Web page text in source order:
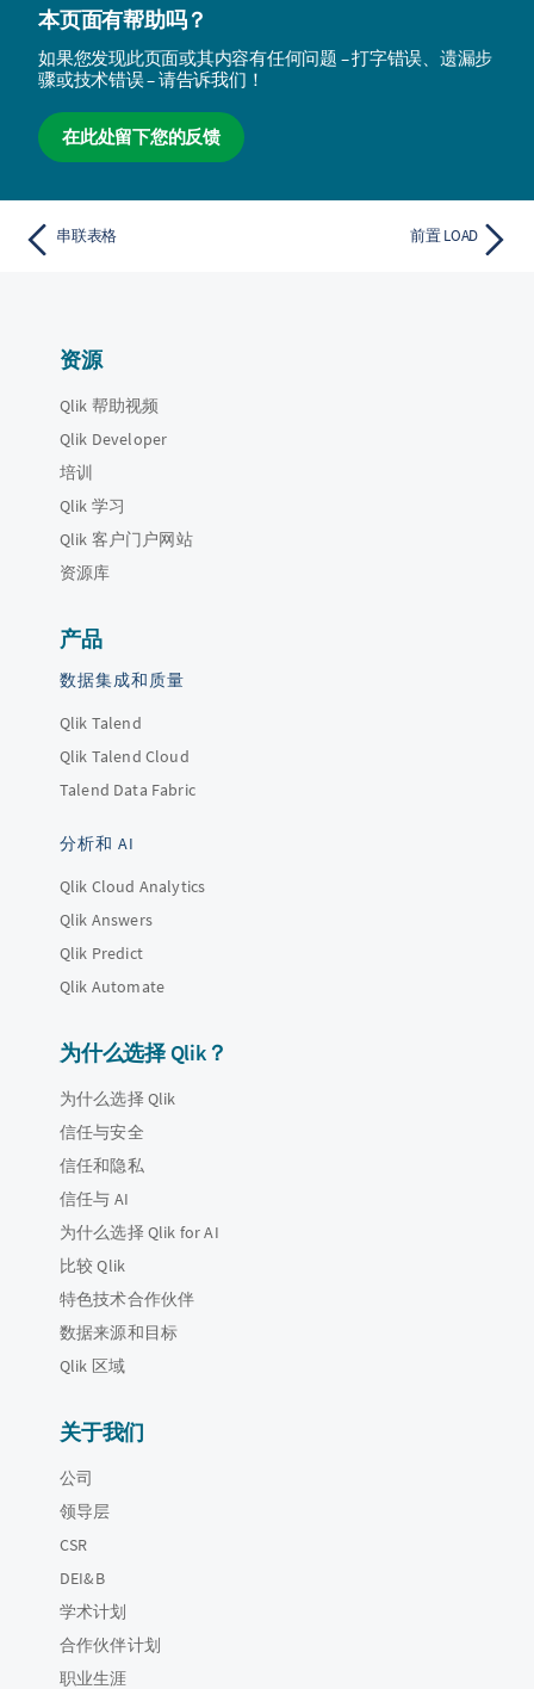
本页面有帮助吗？
如果您发现此页面或其内容有任何问题 – 打字错误、遗漏步
骤或技术错误 – 请告诉我们！
在此处留下您的反馈
串联表格 前置 LOAD
资源
Qlik 帮助视频
Qlik Developer
培训
Qlik 学习
Qlik 客户门户网站
资源库
产品
数据集成和质量
Qlik Talend
Qlik Talend Cloud
Talend Data Fabric
分析和 AI
Qlik Cloud Analytics
Qlik Answers
Qlik Predict
Qlik Automate
为什么选择 Qlik？
为什么选择 Qlik
信任与安全
信任和隐私
信任与 AI
为什么选择 Qlik for AI
比较 Qlik
特色技术合作伙伴
数据来源和目标
Qlik 区域
关于我们
公司
领导层
CSR
DEI&B
学术计划
合作伙伴计划
职业生涯